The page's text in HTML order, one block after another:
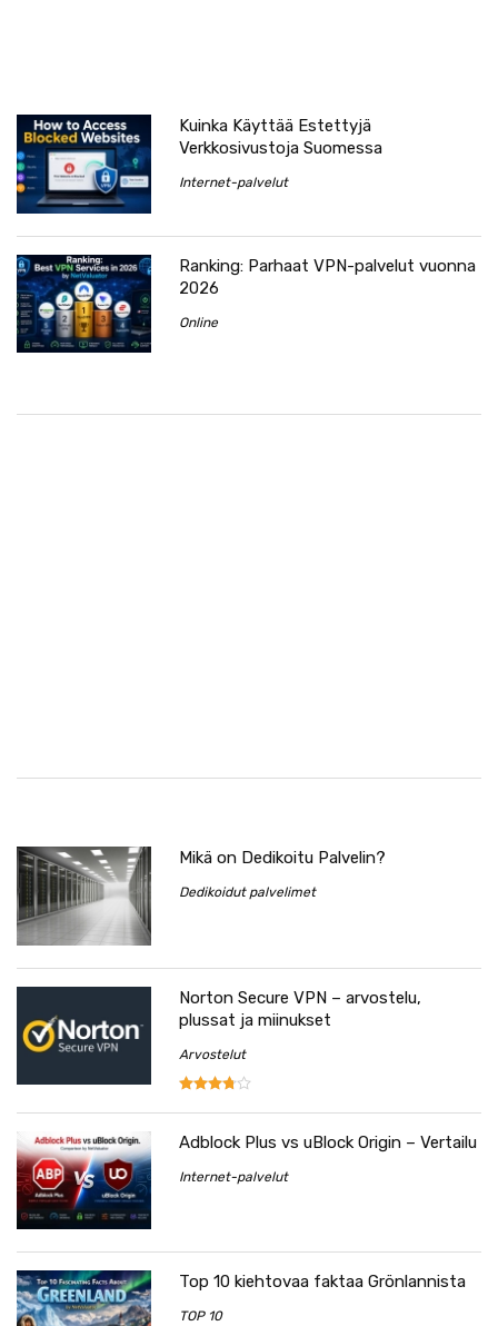
Kuinka Käyttää Estettyjä
Verkkosivustoja Suomessa
Internet-palvelut
Ranking: Parhaat VPN-palvelut vuonna
2026
Online
Mikä on Dedikoitu Palvelin?
Dedikoidut palvelimet
Norton Secure VPN – arvostelu,
plussat ja miinukset
Arvostelut
Adblock Plus vs uBlock Origin – Vertailu
Internet-palvelut
Top 10 kiehtovaa faktaa Grönlannista
TOP 10